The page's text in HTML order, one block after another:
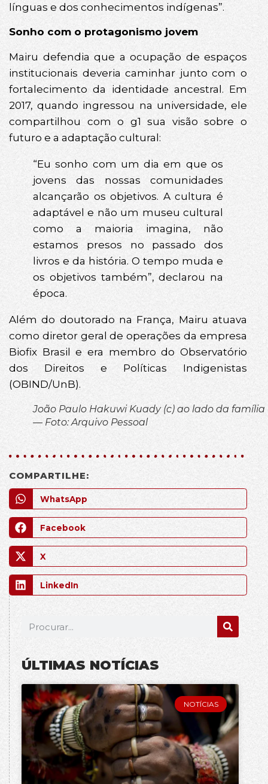
línguas e dos conhecimentos indígenas”.
Sonho com o protagonismo jovem
Mairu defendia que a ocupação de espaços
institucionais deveria caminhar junto com o
fortalecimento da identidade ancestral. Em
2017, quando ingressou na universidade, ele
compartilhou com o g1 sua visão sobre o
futuro e a adaptação cultural:
“Eu sonho com um dia em que os
jovens das nossas comunidades
alcançarão os objetivos. A cultura é
adaptável e não um museu cultural
como a maioria imagina, não
estamos presos no passado dos
livros e da história. O tempo muda e
os objetivos também”, declarou na
época.
Além do doutorado na França, Mairu atuava
como diretor geral de operações da empresa
Biofix Brasil e era membro do Observatório
dos Direitos e Políticas Indigenistas
(OBIND/UnB).
João Paulo Hakuwi Kuady (c) ao lado da família
— Foto: Arquivo Pessoal
COMPARTILHE:
WhatsApp
Facebook
X
LinkedIn
ÚLTIMAS NOTÍCIAS
NOTÍCIAS